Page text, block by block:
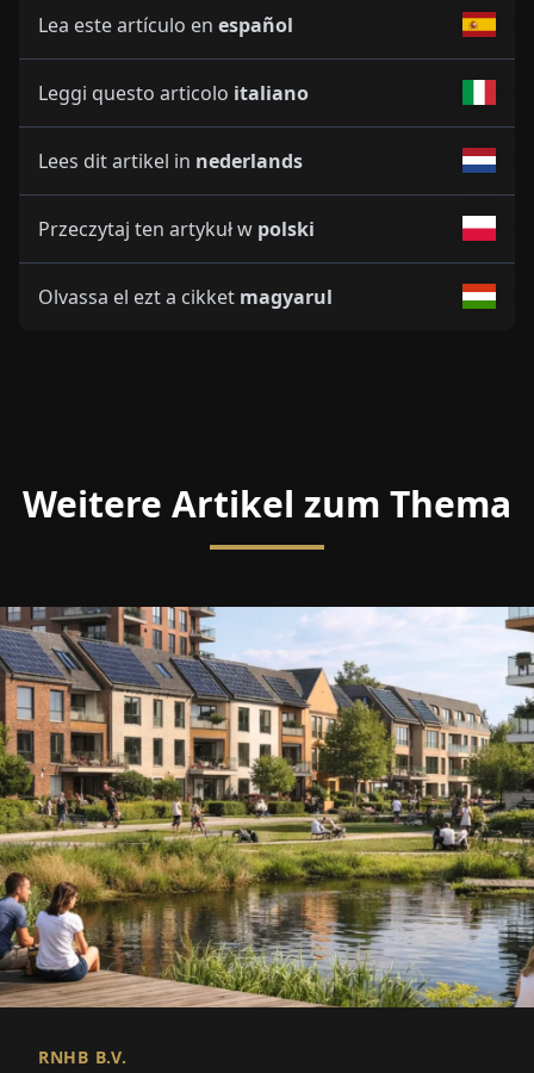
Lea este artículo en español
Leggi questo articolo italiano
Lees dit artikel in nederlands
Przeczytaj ten artykuł w polski
Olvassa el ezt a cikket magyarul
Weitere Artikel zum Thema
RNHB B.V.